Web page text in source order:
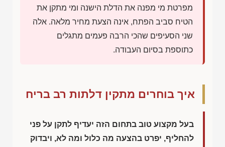
מפרטת מי מפנה את הדלת הישנה ומי מתקן את
הטיח סביב הפתח, אינה הצעת מחיר מלאה. אלה
שני הסעיפים שהכי הרבה פעמים מתגלים
כתוספת בסיום העבודה.
איך בוחרים מתקין דלתות רב בריח
בעל מקצוע טוב בתחום הזה יעדיף לתקן על פני
להחליף, יפרט בהצעה מה כלול ומה לא, ויבדוק